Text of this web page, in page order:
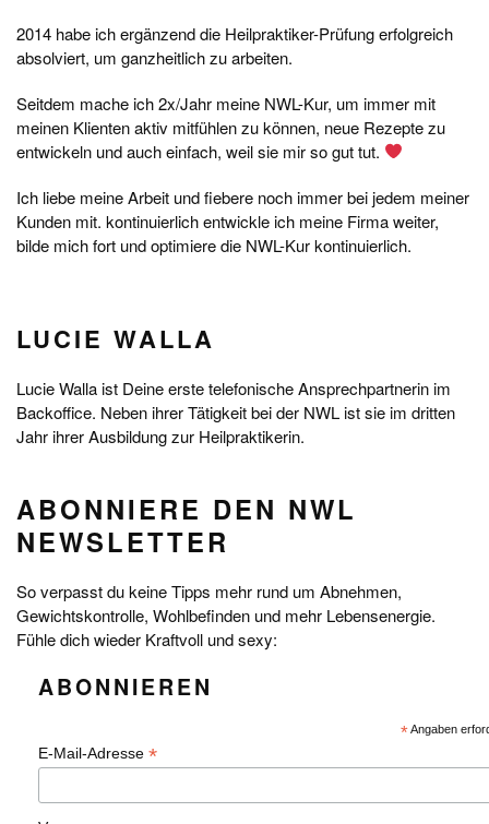
2014 habe ich ergänzend die Heilpraktiker-Prüfung erfolgreich
absolviert, um ganzheitlich zu arbeiten.
Seitdem mache ich 2x/Jahr meine NWL-Kur, um immer mit
meinen Klienten aktiv mitfühlen zu können, neue Rezepte zu
entwickeln und auch einfach, weil sie mir so gut tut.
Ich liebe meine Arbeit und fiebere noch immer bei jedem meiner
Kunden mit. kontinuierlich entwickle ich meine Firma weiter,
bilde mich fort und optimiere die NWL-Kur kontinuierlich.
LUCIE WALLA
Lucie Walla ist Deine erste telefonische Ansprechpartnerin im
Backoffice. Neben ihrer Tätigkeit bei der NWL ist sie im dritten
Jahr ihrer Ausbildung zur Heilpraktikerin.
ABONNIERE DEN NWL
NEWSLETTER
So verpasst du keine Tipps mehr rund um Abnehmen,
Gewichtskontrolle, Wohlbefinden und mehr Lebensenergie.
Fühle dich wieder Kraftvoll und sexy:
ABONNIEREN
*Angaben
E-Mail-Adresse *